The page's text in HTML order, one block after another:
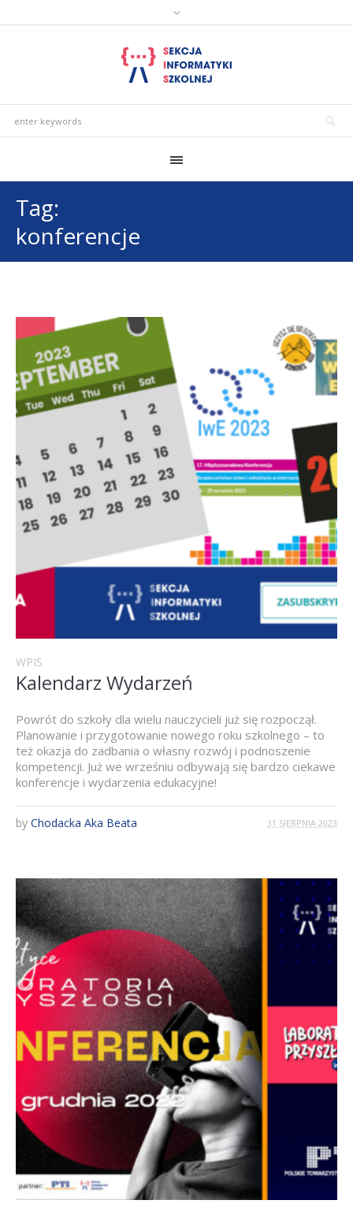
Tag:
konferencje
WPIS
Kalendarz Wydarzeń
Powrót do szkoły dla wielu nauczycieli już się rozpoczął.
Planowanie i przygotowanie nowego roku szkolnego – to
też okazja do zadbania o własny rozwój i podnoszenie
kompetencji. Już we wrześniu odbywają się bardzo ciekawe
konferencje i wydarzenia edukacyjne!
31 SIERPNIA 2023
by Chodacka Aka Beata